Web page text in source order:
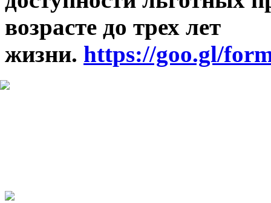
возрасте до трех лет
жизни. https://goo.gl/